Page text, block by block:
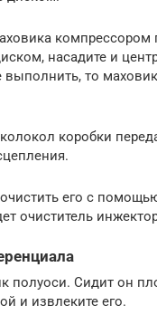
компрессором
насадите и
выполнить, то
коробки
его с
очиститель
полуоси. Сидит он
и извлеките его.